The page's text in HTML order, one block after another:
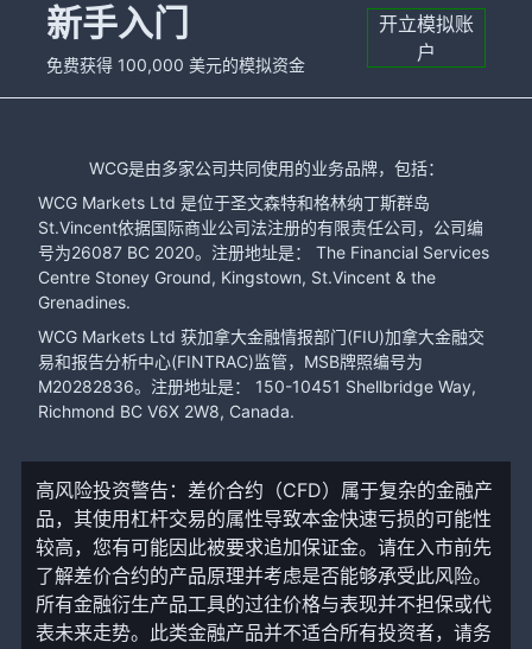
新手入门
免费获得 100,000 美元的模拟资金
开立模拟账
户
WCG是由多家公司共同使用的业务品牌，包括：
WCG Markets Ltd 是位于圣文森特和格林纳丁斯群岛
St.Vincent依据国际商业公司法注册的有限责任公司，公司编
号为26087 BC 2020。注册地址是： The Financial Services
Centre Stoney Ground, Kingstown, St.Vincent & the
Grenadines.
WCG Markets Ltd 获加拿大金融情报部门(FIU)加拿大金融交
易和报告分析中心(FINTRAC)监管，MSB牌照编号为
M20282836。注册地址是： 150-10451 Shellbridge Way,
Richmond BC V6X 2W8, Canada.
高风险投资警告：差价合约（CFD）属于复杂的金融产
品，其使用杠杆交易的属性导致本金快速亏损的可能性
较高，您有可能因此被要求追加保证金。请在入市前先
了解差价合约的产品原理并考虑是否能够承受此风险。
所有金融衍生产品工具的过往价格与表现并不担保或代
表未来走势。此类金融产品并不适合所有投资者，请务